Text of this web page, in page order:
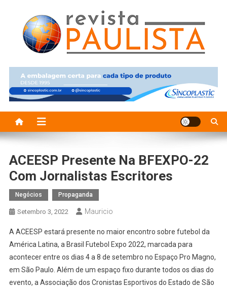
content
Revista Paulista
ACEESP Presente Na BFEXPO-22
Com Jornalistas Escritores
Negócios Propaganda
Setembro 3, 2022 Mauricio
A ACEESP estará presente no maior encontro sobre futebol da
América Latina, a Brasil Futebol Expo 2022, marcada para
acontecer entre os dias 4 a 8 de setembro no Espaço Pro Magno,
em São Paulo. Além de um espaço fixo durante todos os dias do
evento, a Associação dos Cronistas Esportivos do Estado de São